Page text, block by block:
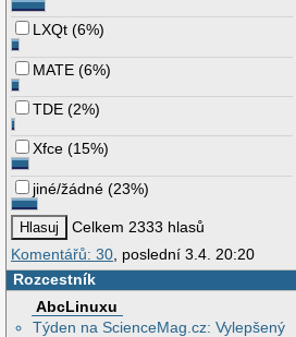
LXQt (6%)
MATE (6%)
TDE (2%)
Xfce (15%)
jiné/žádné (23%)
Celkem 2333 hlasů
Komentářů: 30, poslední 3.4. 20:20
Rozcestník
AbcLinuxu
Týden na ScienceMag.cz: Vylepšený